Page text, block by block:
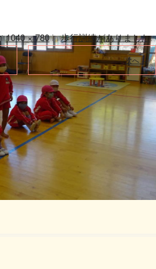
1040 × 780in歩行訓練がありました.
次へ →